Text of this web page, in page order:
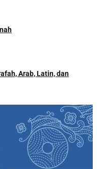
Arab, Latin, dan